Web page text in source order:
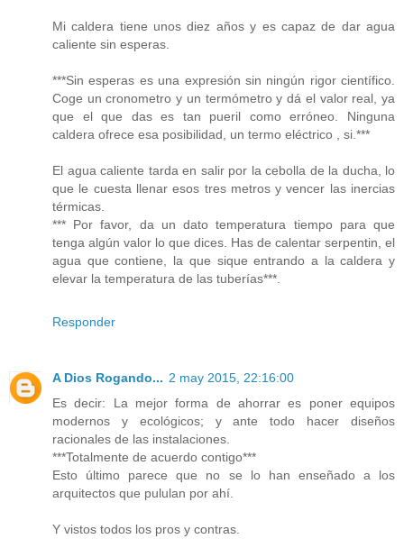
Mi caldera tiene unos diez años y es capaz de dar agua
caliente sin esperas.
***Sin esperas es una expresión sin ningún rigor científico.
Coge un cronometro y un termómetro y dá el valor real, ya
que el que das es tan pueril como erróneo. Ninguna
caldera ofrece esa posibilidad, un termo eléctrico , si.***
El agua caliente tarda en salir por la cebolla de la ducha, lo
que le cuesta llenar esos tres metros y vencer las inercias
térmicas.
*** Por favor, da un dato temperatura tiempo para que
tenga algún valor lo que dices. Has de calentar serpentin, el
agua que contiene, la que sique entrando a la caldera y
elevar la temperatura de las tuberías***.
Responder
A Dios Rogando... 2 may 2015, 22:16:00
Es decir: La mejor forma de ahorrar es poner equipos
modernos y ecológicos; y ante todo hacer diseños
racionales de las instalaciones.
***Totalmente de acuerdo contigo***
Esto último parece que no se lo han enseñado a los
arquitectos que pululan por ahí.
Y vistos todos los pros y contras.